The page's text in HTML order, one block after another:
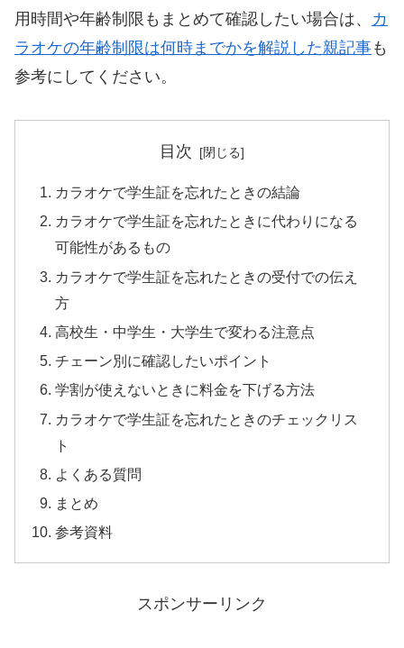
用時間や年齢制限もまとめて確認したい場合は、 カ
ラオケの年齢制限は何時までかを解説した親記事も
参考にしてください。
目次
カラオケで学生証を忘れたときの結論
カラオケで学生証を忘れたときに代わりになる
可能性があるもの
カラオケで学生証を忘れたときの受付での伝え
方
高校生・中学生・大学生で変わる注意点
チェーン別に確認したいポイント
学割が使えないときに料金を下げる方法
カラオケで学生証を忘れたときのチェックリス
ト
よくある質問
まとめ
参考資料
スポンサーリンク